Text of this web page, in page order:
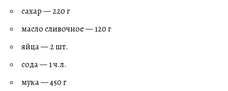
сахар — 220 г
масло сливочное — 120 г
яйца — 2 шт.
сода — 1 ч.л.
мука — 450 г